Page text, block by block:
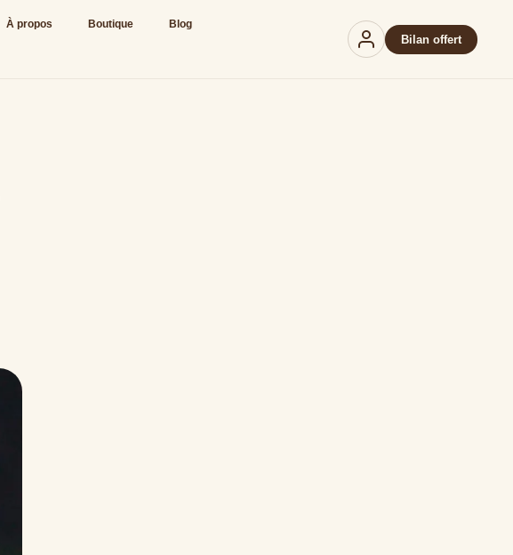
À propos Boutique Blog
Bilan offert